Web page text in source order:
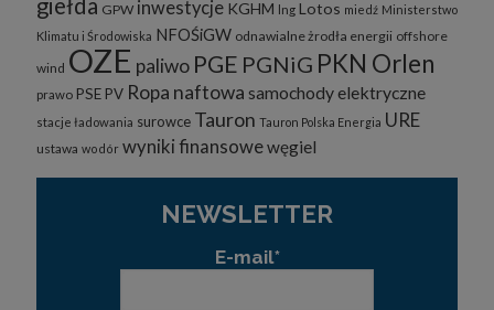
giełda GPW inwestycje KGHM lng Lotos miedź Ministerstwo
Klimatu i Środowiska NFOŚiGW odnawialne żrodła energii offshore
wind OZE paliwo PGE PGNiG PKN Orlen
prawo PSE PV Ropa naftowa samochody elektryczne
stacje ładowania surowce Tauron Tauron Polska Energia URE
ustawa wodór wyniki finansowewęgiel
NEWSLETTER
E-mail*